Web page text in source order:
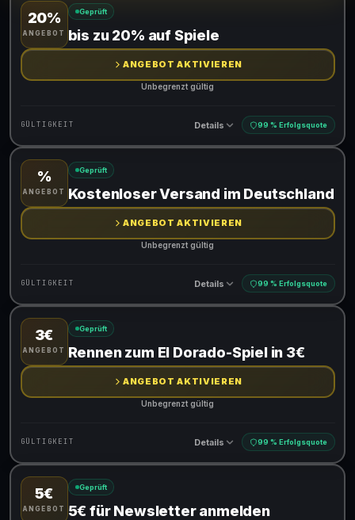
Gültig für teilnehmende Produkte
20%
ANGEBOT
Geprüft
bis zu 20% auf Spiele
ANGEBOT AKTIVIEREN
Unbegrenzt gültig
GÜLTIGKEIT Details 99 % Erfolgsquote
Gültig für teilnehmende Produkte
%
ANGEBOT
Geprüft
Kostenloser Versand im Deutschland
ANGEBOT AKTIVIEREN
Unbegrenzt gültig
GÜLTIGKEIT Details 99 % Erfolgsquote
Gültig für teilnehmende Produkte
3€
ANGEBOT
Geprüft
Rennen zum El Dorado-Spiel in 3€
ANGEBOT AKTIVIEREN
Unbegrenzt gültig
GÜLTIGKEIT Details 99 % Erfolgsquote
Gültig für teilnehmende Produkte
5€
ANGEBOT
Geprüft
5€ für Newsletter anmelden